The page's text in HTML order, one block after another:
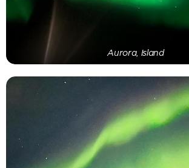
Aurora, Island